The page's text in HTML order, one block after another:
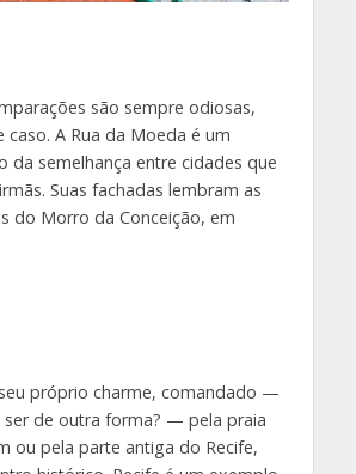
são sempre odiosas,
caso. A Rua da Moeda é um
da semelhança entre cidades que
Suas fachadas lembram as
do Morro da Conceição, em
próprio charme, comandado —
de outra forma? — pela praia
ou pela parte antiga do Recife,